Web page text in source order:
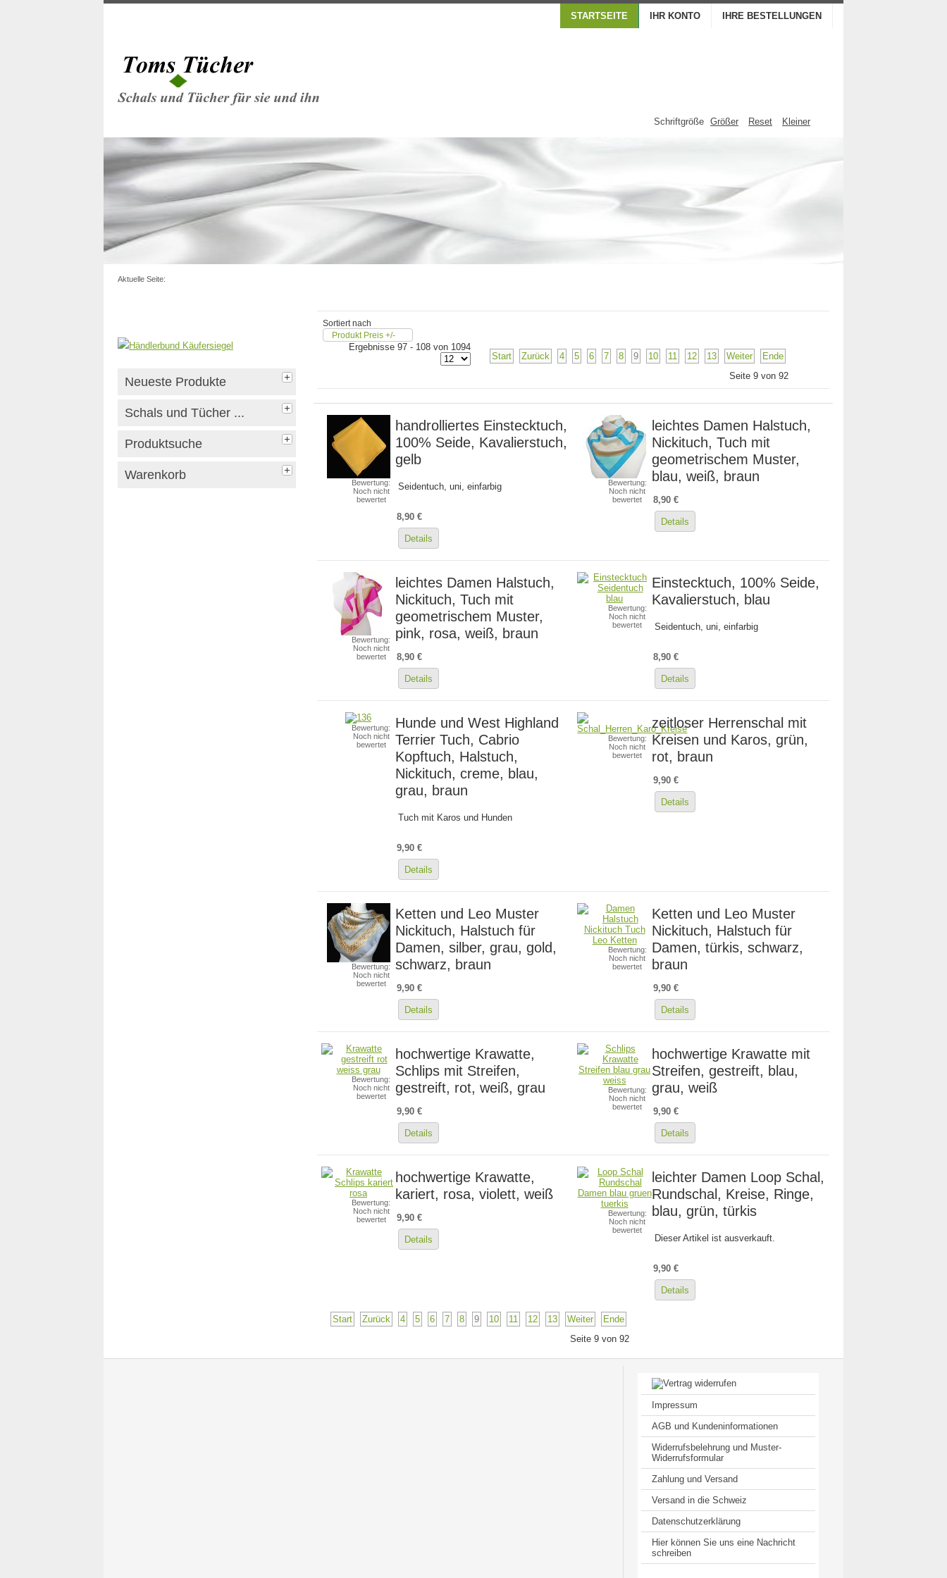
STARTSEITE IHR KONTO IHRE BESTELLUNGEN
Schriftgröße Größer Reset Kleiner
Aktuelle Seite:
Neueste Produkte
Schals und Tücher ...
Produktsuche
Warenkorb
Sortiert nach
Produkt Preis +/-
Ergebnisse 97 - 108 von 1094
Start
Zurück 4 5 6 7 8 9 10 11 12 13 Weiter
Ende
Seite 9 von 92
Bewertung:
Noch nicht
bewertet
handrolliertes Einstecktuch,
100% Seide, Kavalierstuch,
gelb
Seidentuch, uni, einfarbig
8,90 €
Details
Bewertung:
Noch nicht
bewertet
leichtes Damen Halstuch,
Nickituch, Tuch mit
geometrischem Muster,
blau, weiß, braun
8,90 €
Details
Bewertung:
Noch nicht
bewertet
leichtes Damen Halstuch,
Nickituch, Tuch mit
geometrischem Muster,
pink, rosa, weiß, braun
8,90 €
Details
Bewertung:
Noch nicht
bewertet
Einstecktuch, 100% Seide,
Kavalierstuch, blau
Seidentuch, uni, einfarbig
8,90 €
Details
Bewertung:
Noch nicht
bewertet
Hunde und West Highland
Terrier Tuch, Cabrio
Kopftuch, Halstuch,
Nickituch, creme, blau,
grau, braun
Tuch mit Karos und Hunden
9,90 €
Details
Bewertung:
Noch nicht
bewertet
zeitloser Herrenschal mit
Kreisen und Karos, grün,
rot, braun
9,90 €
Details
Bewertung:
Noch nicht
bewertet
Ketten und Leo Muster
Nickituch, Halstuch für
Damen, silber, grau, gold,
schwarz, braun
9,90 €
Details
Bewertung:
Noch nicht
bewertet
Ketten und Leo Muster
Nickituch, Halstuch für
Damen, türkis, schwarz,
braun
9,90 €
Details
Bewertung:
Noch nicht
bewertet
hochwertige Krawatte,
Schlips mit Streifen,
gestreift, rot, weiß, grau
9,90 €
Details
Bewertung:
Noch nicht
bewertet
hochwertige Krawatte mit
Streifen, gestreift, blau,
grau, weiß
9,90 €
Details
Bewertung:
Noch nicht
bewertet
hochwertige Krawatte,
kariert, rosa, violett, weiß
9,90 €
Details
Bewertung:
Noch nicht
bewertet
leichter Damen Loop Schal,
Rundschal, Kreise, Ringe,
blau, grün, türkis
Dieser Artikel ist ausverkauft.
9,90 €
Details
Start Zurück 4 5 6 7 8 9 10 11 12 13 Weiter
Ende
Seite 9 von 92
Impressum
AGB und Kundeninformationen
Widerrufsbelehrung und Muster-
Widerrufsformular
Zahlung und Versand
Versand in die Schweiz
Datenschutzerklärung
Hier können Sie uns eine Nachricht
schreiben